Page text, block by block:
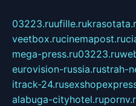
03223.ruufille.ru
veetbox.rucinemapost.ru
mega-press.ru03223.ru
eurovision-russia.rustrah-
itrack-24.ru
alabuga-cityhotel.ru